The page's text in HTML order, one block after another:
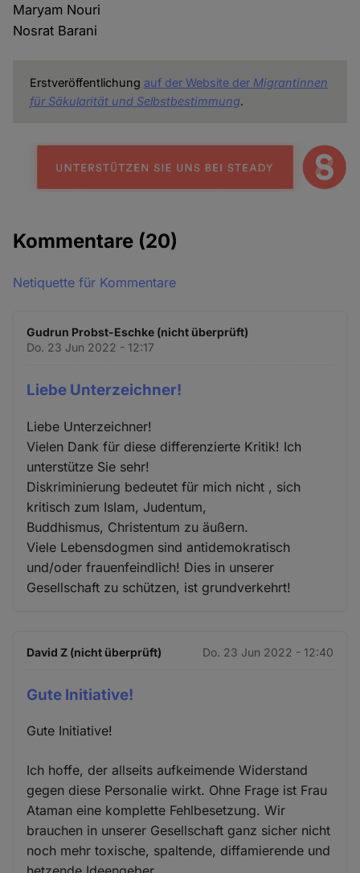
Maryam Nouri
Nosrat Barani
Erstveröffentlichung auf der Website der Migrantinnen
für Säkularität und Selbstbestimmung.
Kommentare (20)
Netiquette für Kommentare
Gudrun Probst-Eschke (nicht überprüft)
Do. 23 Jun 2022 - 12:17
Liebe Unterzeichner!
Liebe Unterzeichner!
Vielen Dank für diese differenzierte Kritik! Ich
unterstütze Sie sehr!
Diskriminierung bedeutet für mich nicht , sich
kritisch zum Islam, Judentum,
Buddhismus, Christentum zu äußern.
Viele Lebensdogmen sind antidemokratisch
und/oder frauenfeindlich! Dies in unserer
Gesellschaft zu schützen, ist grundverkehrt!
David Z (nicht überprüft) Do. 23 Jun 2022 - 12:40
Gute Initiative!
Gute Initiative!
Ich hoffe, der allseits aufkeimende Widerstand
gegen diese Personalie wirkt. Ohne Frage ist Frau
Ataman eine komplette Fehlbesetzung. Wir
brauchen in unserer Gesellschaft ganz sicher nicht
noch mehr toxische, spaltende, diffamierende und